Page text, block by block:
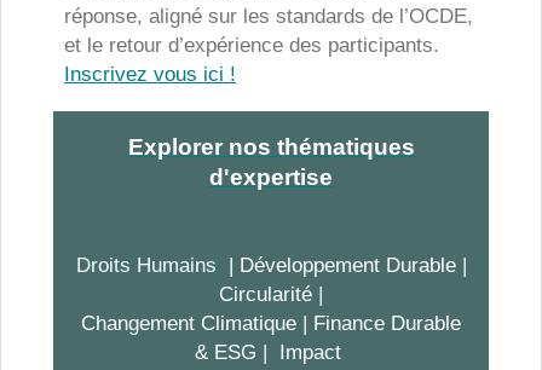
réponse, aligné sur les standards de l’OCDE,
et le retour d’expérience des participants.
Inscrivez vous ici !
Explorer nos thématiques
d'expertise
Droits Humains | Développement Durable|
Circularité |
Changement Climatique | Finance Durable
& ESG | Impact